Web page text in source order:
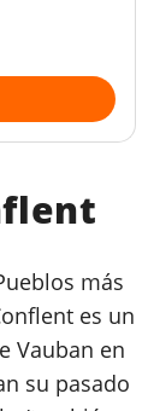
salón
Wi-Fi
más
es un
Vauban en
su pasado